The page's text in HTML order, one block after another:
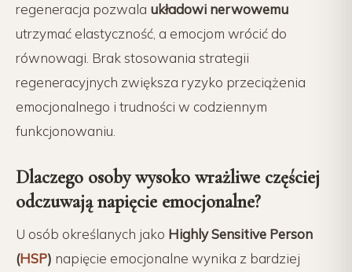
regeneracja pozwala układowi nerwowemu
utrzymać elastyczność, a emocjom wrócić do
równowagi. Brak stosowania strategii
regeneracyjnych zwiększa ryzyko przeciążenia
emocjonalnego i trudności w codziennym
funkcjonowaniu.
Dlaczego osoby wysoko wrażliwe częściej
odczuwają napięcie emocjonalne?
U osób określanych jako Highly Sensitive Person
(HSP) napięcie emocjonalne wynika z bardziej